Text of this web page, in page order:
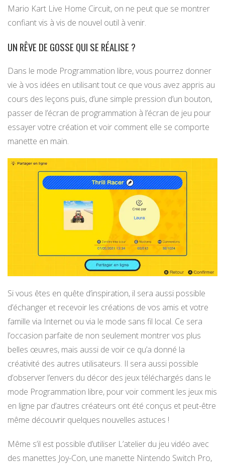
Mario Kart Live Home Circuit, on ne peut que se montrer
confiant vis à vis de nouvel outil à venir.
UN RÊVE DE GOSSE QUI SE RÉALISE ?
Dans le mode Programmation libre, vous pourrez donner
vie à vos idées en utilisant tout ce que vous avez appris au
cours des leçons puis, d’une simple pression d’un bouton,
passer de l’écran de programmation à l’écran de jeu pour
essayer votre création et voir comment elle se comporte
manette en main.
Si vous êtes en quête d’inspiration, il sera aussi possible
d’échanger et recevoir les créations de vos amis et votre
famille via Internet ou via le mode sans fil local. Ce sera
l’occasion parfaite de non seulement montrer vos plus
belles œuvres, mais aussi de voir ce qu’a donné la
créativité des autres utilisateurs. Il sera aussi possible
d’observer l’envers du décor des jeux téléchargés dans le
mode Programmation libre, pour voir comment les jeux mis
en ligne par d’autres créateurs ont été conçus et peut-être
même découvrir quelques nouvelles astuces !
Même s’il est possible d’utiliser L’atelier du jeu vidéo avec
des manettes Joy-Con, une manette Nintendo Switch Pro,